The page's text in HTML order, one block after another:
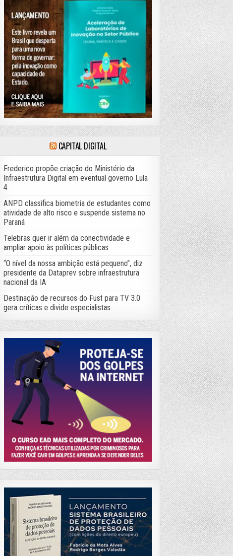
CAPITAL DIGITAL
Frederico propõe criação do Ministério da
Infraestrutura Digital em eventual governo Lula
4
ANPD classifica biometria de estudantes como
atividade de alto risco e suspende sistema no
Paraná
Telebras quer ir além da conectividade e
ampliar apoio às políticas públicas
“O nível da nossa ambição está pequeno”, diz
presidente da Dataprev sobre infraestrutura
nacional da IA
Destinação de recursos do Fust para TV 3.0
gera críticas e divide especialistas